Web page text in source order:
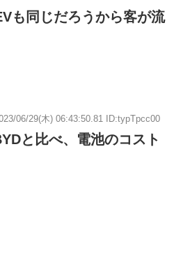
も同じだろうから客が流
06/29(木) 06:43:50.81 ID:typTpcc00
と比べ、電池のコスト